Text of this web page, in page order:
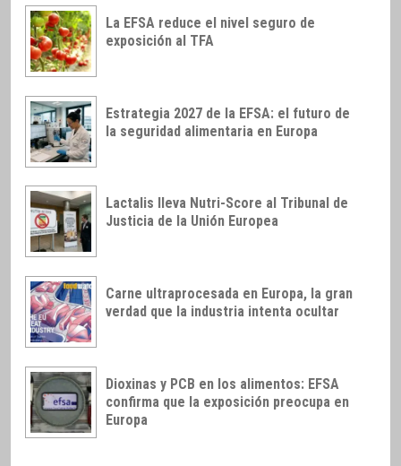
La EFSA reduce el nivel seguro de
exposición al TFA
Estrategia 2027 de la EFSA: el futuro de
la seguridad alimentaria en Europa
Lactalis lleva Nutri-Score al Tribunal de
Justicia de la Unión Europea
Carne ultraprocesada en Europa, la gran
verdad que la industria intenta ocultar
Dioxinas y PCB en los alimentos: EFSA
confirma que la exposición preocupa en
Europa